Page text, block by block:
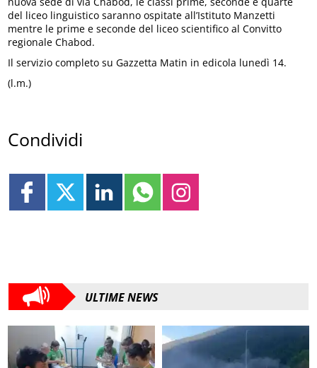
del liceo linguistico saranno ospitate all’Istituto Manzetti
mentre le prime e seconde del liceo scientifico al Convitto
regionale Chabod.
Il servizio completo su Gazzetta Matin in edicola lunedì 14.
(l.m.)
Condividi
ULTIME NEWS